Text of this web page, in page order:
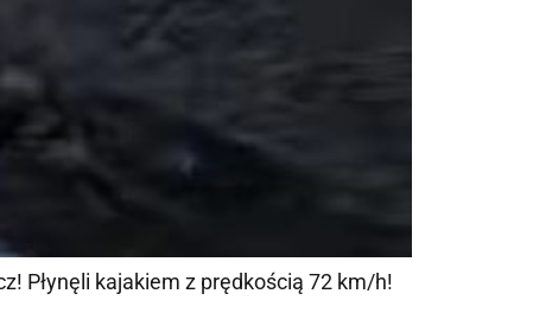
Płynęli kajakiem z prędkością 72 km/h!